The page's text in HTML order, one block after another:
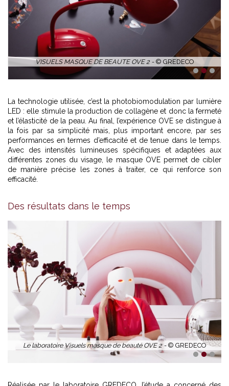
VISUELS MASQUE DE BEAUTE OVE 2 - © GREDECO
1 2 3
La technologie utilisée, c’est la photobiomodulation par lumière
LED : elle stimule la production de collagène et donc la fermeté
et l’élasticité de la peau. Au final, l’expérience OVE se distingue à
la fois par sa simplicité mais, plus important encore, par ses
performances en termes d’efficacité et de tenue dans le temps.
Avec des intensités lumineuses spécifiques et adaptées aux
différentes zones du visage, le masque OVE permet de cibler
de manière précise les zones à traiter, ce qui renforce son
efficacité.
Des résultats dans le temps
Le laboratoire Visuels masque de beauté OVE 2 - © GREDECO
1 2 3